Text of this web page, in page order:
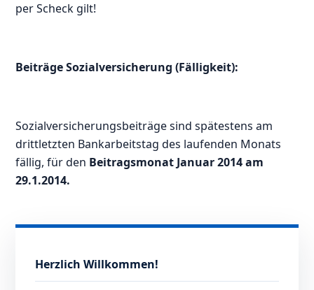
per Scheck gilt!
Beiträge Sozialversicherung (Fälligkeit):
Sozialversicherungsbeiträge sind spätestens am
drittletzten Bankarbeitstag des laufenden Monats
fällig, für den Beitragsmonat Januar 2014 am
29.1.2014.
Herzlich Willkommen!